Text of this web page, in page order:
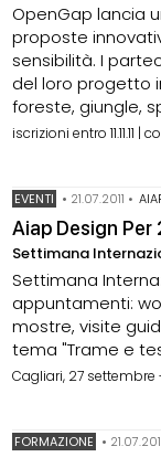
OpenGap lancia
proposte
sensibilità. I
del loro progetto
foreste, giungle,
iscrizioni entro 11.11.11 |
EVENTI • 21.07.2011 •
Aiap Design Per
Settimana
Settimana
appuntamenti:
mostre, visite
tema "Trame e
Cagliari, 27 settembre
FORMAZIONE •